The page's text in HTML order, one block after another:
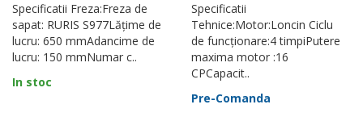
Specificatii Freza:Freza de
sapat: RURIS S977Lăţime de
lucru: 650 mmAdancime de
lucru: 150 mmNumar c..
In stoc
Specificatii
Tehnice:Motor:Loncin Ciclu
de funcţionare:4 timpiPutere
maxima motor :16
CPCapacit..
Pre-Comanda